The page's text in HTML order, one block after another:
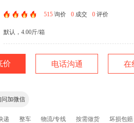
515 询价 0 成交 0 评价
默认，4.00斤/箱
价 电话沟通 在
问加微信
递 整车 物流/专线 按需做货 坏损包赔